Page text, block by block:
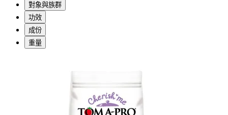
對象與族群
功效
成份
重量